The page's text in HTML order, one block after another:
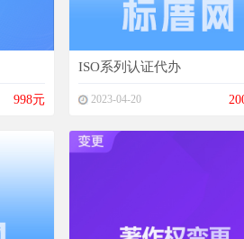
998元
ISO系列认证代办
2023-04-20